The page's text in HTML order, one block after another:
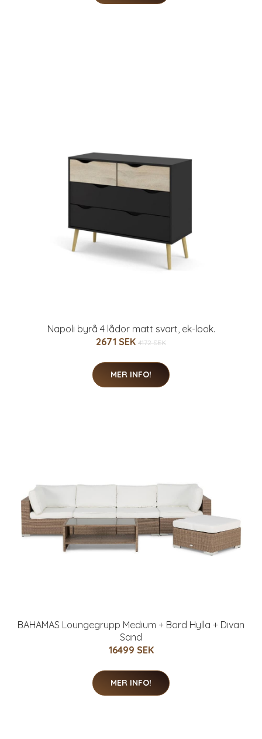
Napoli byrå 4 lådor matt svart, ek-look.
2671 SEK 4172 SEK
MER INFO!
BAHAMAS Loungegrupp Medium + Bord Hylla + Divan
Sand
16499 SEK
MER INFO!